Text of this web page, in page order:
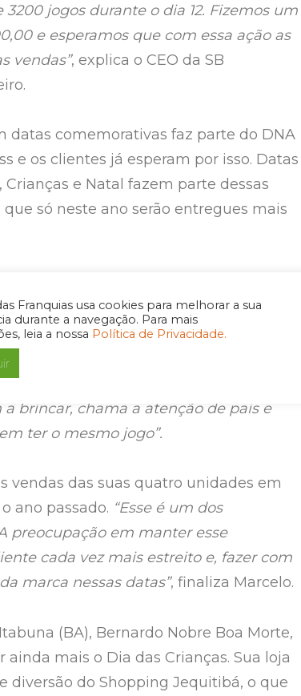
Franquias usa cookies para melhorar a sua
durante a navegação. Para mais
leia a nossa Política de Privacidade.
3200 jogos durante o dia 12. Fizemos um
e esperamos que com essa ação as
vendas”, explica o CEO da SB
datas comemorativas faz parte do DNA
e os clientes já esperam por isso. Datas
Crianças e Natal fazem parte dessas
que só neste ano serão entregues mais
Rossiter, de Recife, que possui quatro
Express, as ações de marketing
nas vendas e na fixação da marca.
com essas ações. O fato das crianças
mesmo nas mesas da praça de
brincar, chama a atenção de pais e
ter o mesmo jogo”.
vendas das suas quatro unidades em
ano passado. “Esse é um dos
preocupação em manter esse
cada vez mais estreito e, fazer com
marca nessas datas”, finaliza Marcelo.
(BA), Bernardo Nobre Boa Morte,
mais o Dia das Crianças. Sua loja
diversão do Shopping Jequitibá, o que